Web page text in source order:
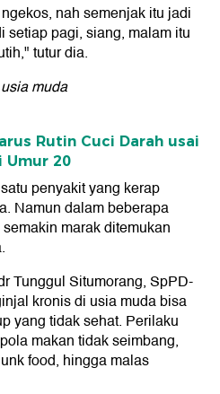
nah semenjak itu jadi
setiap pagi, siang, malam itu
tutur dia.
muda
Rutin Cuci Darah usai
Umur 20
penyakit yang kerap
Namun dalam beberapa
marak ditemukan
Tunggul Situmorang, SpPD-
kronis di usia muda bisa
yang tidak sehat. Perilaku
makan tidak seimbang,
food, hingga malas